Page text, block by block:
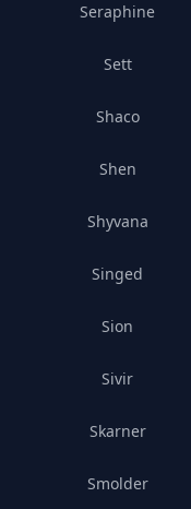
Seraphine
Sett
Shaco
Shen
Shyvana
Singed
Sion
Sivir
Skarner
Smolder